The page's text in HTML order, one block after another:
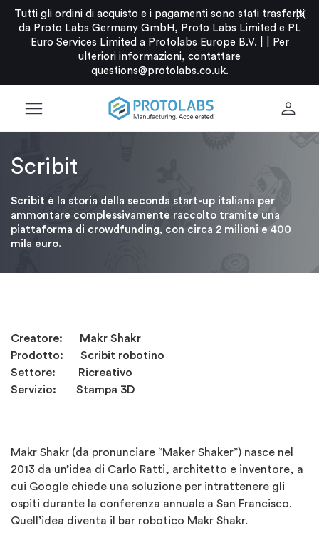
Tutti gli ordini di acquisto e i pagamenti sono stati trasferiti
da Proto Labs Germany GmbH, Proto Labs Limited e PL
Euro Services Limited a Protolabs Europe B.V. |
Per
ulteriori informazioni, contattare
questions@protolabs.co.uk.
close
menu person
Scribit
Scribit è la storia della seconda start-up italiana per
ammontare complessivamente raccolto tramite una
piattaforma di crowdfunding, con circa 2 milioni e 400
mila euro.
Creatore: Makr Shakr
Prodotto: Scribit robotino
Settore: Ricreativo
Servizio: Stampa 3D
Makr Shakr (da pronunciare “Maker Shaker”) nasce nel
2013 da un’idea di Carlo Ratti, architetto e inventore, a
cui Google chiede una soluzione per intrattenere gli
ospiti durante la conferenza annuale a San Francisco.
Quell’idea diventa il bar robotico Makr Shakr.